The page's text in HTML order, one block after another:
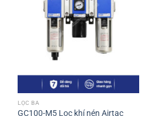
LỌC BA
GC100-M5 Lọc khí nén Airtac